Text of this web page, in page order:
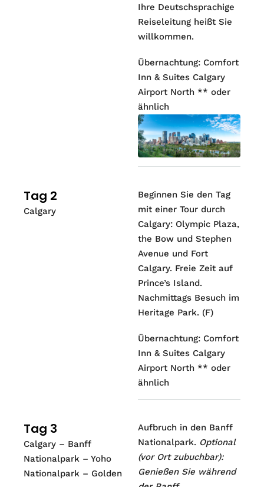
Ihre Deutschsprachige
Reiseleitung heißt Sie
willkommen.
Übernachtung: Comfort
Inn & Suites Calgary
Airport North ** oder
ähnlich
Tag 2
Calgary
Beginnen Sie den Tag
mit einer Tour durch
Calgary: Olympic Plaza,
the Bow und Stephen
Avenue und Fort
Calgary. Freie Zeit auf
Prince’s Island.
Nachmittags Besuch im
Heritage Park. (F)
Übernachtung: Comfort
Inn & Suites Calgary
Airport North ** oder
ähnlich
Tag 3
Calgary – Banff
Nationalpark – Yoho
Nationalpark – Golden
Aufbruch in den Banff
Nationalpark. Optional
(vor Ort zubuchbar):
Genießen Sie während